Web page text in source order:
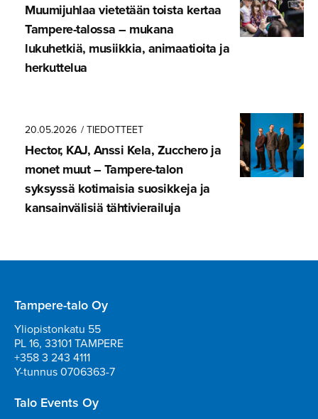
Muumijuhlaa vietetään toista kertaa
Tampere-ta­lossa – mukana
lukuhetkiä, musiikkia, animaatioita ja
herkuttelua
20.05.2026 / TIEDOTTEET
Hector, KAJ, Anssi Kela, Zucchero ja
monet muut – Tampere-talon
syksyssä kotimaisia suosikkeja ja
kansainvä­lisiä tähtivie­railuja
Tampere-talo Oy
Yliopistonkatu 55
PL 16, 33101 TAMPERE
+358 3 243 4111
Y-tunnus 0706363-7
Talo Events Oy